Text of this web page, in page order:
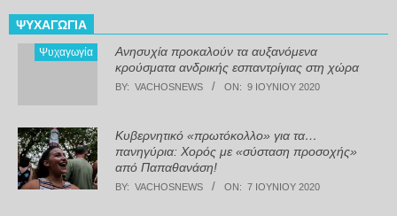
ΨΥΧΑΓΩΓΊΑ
Ψυχαγωγία
Ανησυχία προκαλούν τα αυξανόμενα
κρούσματα ανδρικής εσπαντρίγιας στη χώρα
BY: VACHOSNEWS ON: 9 ΙΟΥΝΊΟΥ 2020
Κυβερνητικό «πρωτόκολλο» για τα…
πανηγύρια: Χορός με «σύσταση προσοχής»
από Παπαθανάση!
BY: VACHOSNEWS ON: 7 ΙΟΥΝΊΟΥ 2020